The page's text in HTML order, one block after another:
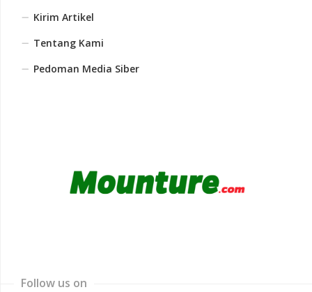
Kirim Artikel
Tentang Kami
Pedoman Media Siber
Follow us on